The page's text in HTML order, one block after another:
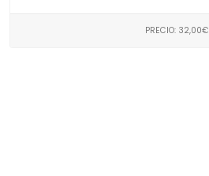
PRECIO: 32,00€